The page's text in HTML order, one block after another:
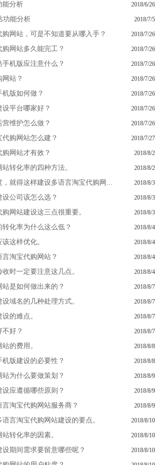
能分析 2018/6/26
功能分析 2018/7/5
网站，可是不知道要从哪入手？ 2018/7/26
网站多久能完工？ 2018/7/26
机版应注意什么？ 2018/7/26
站？ 2018/7/26
版如何做？ 2018/7/26
平台哪家好？ 2018/7/26
维护怎么做？ 2018/7/26
购网站怎么建？ 2018/7/27
网站才有效？ 2018/8/2
转化率的四种方法。 2018/8/2
就得这样建设多语言淘宝代购网... 2018/8/3
公司该怎么选？ 2018/8/3
网站建设这三点很重要。 2018/8/3
化率为什么这么低？ 2018/8/4
这样优化。 2018/8/4
淘宝代购网站？ 2018/8/4
时一定要注意这几点。 2018/8/4
是如何做出来的？ 2018/8/7
域名的几种处理方式。 2018/8/7
的难点。 2018/8/7
不好？ 2018/8/7
的费用。 2018/8/8
版建设的必要性？ 2018/8/8
为什么要做策划？ 2018/8/9
应遵循哪些原则？ 2018/8/9
淘宝代购网站服务商？ 2018/8/9
言淘宝代购网站建设的要点。 2018/8/10
转化率的因素。 2018/8/10
期间需求要留意哪些呢？ 2018/8/10